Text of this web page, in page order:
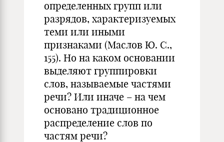
определенных групп или
разрядов, характеризуемых
теми или иными
признаками (Маслов Ю. С.,
155). Но на каком основании
выделяют группировки
слов, называемые частями
речи? Или иначе – на чем
основано традиционное
распределение слов по
частям речи?